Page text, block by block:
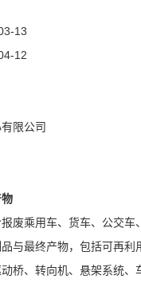
13
12
限公司
废乘用车、货车、公交车
与最终产物，包括可再利
动桥、转向机、悬架系统、